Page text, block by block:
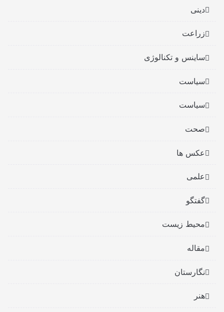
دینی
زراعت
ساینس و تکنالوژی
سیاست
سیاست
صحت
عکس ها
علمی
گفتگو
محیط زیست
مقاله
نگارستان
هنر